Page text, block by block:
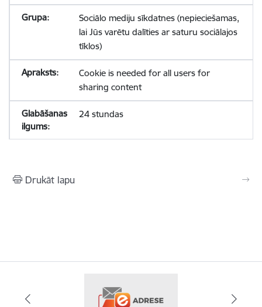
Sociālo mediju sīkdatnes (nepieciešamas,
lai Jūs varētu dalīties ar saturu sociālajos
tīklos)
Cookie is needed for all users for
sharing content
24 stundas
Drukāt lapu